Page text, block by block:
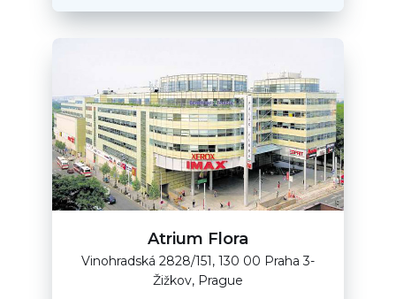
Atrium Flora
Vinohradská 2828/151, 130 00 Praha 3-
Žižkov, Prague